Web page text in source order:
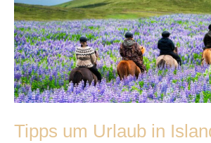
Tipps um Urlaub in
zu
machen